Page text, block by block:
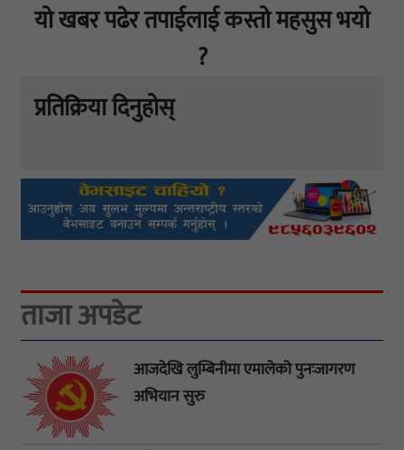
यो खबर पढेर तपाईलाई कस्तो महसुस भयो
?
प्रतिक्रिया दिनुहोस्
ताजा अपडेट
आजदेखि लुम्बिनीमा एमालेको पुनःजागरण
अभियान सुरु